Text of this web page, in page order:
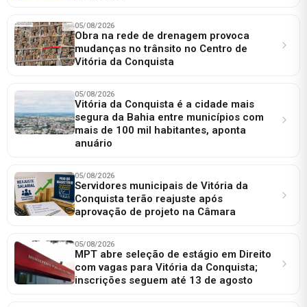
05/08/2026
Obra na rede de drenagem provoca
mudanças no trânsito no Centro de
Vitória da Conquista
05/08/2026
Vitória da Conquista é a cidade mais
segura da Bahia entre municípios com
mais de 100 mil habitantes, aponta
anuário
05/08/2026
Servidores municipais de Vitória da
Conquista terão reajuste após
aprovação de projeto na Câmara
05/08/2026
MPT abre seleção de estágio em Direito
com vagas para Vitória da Conquista;
inscrições seguem até 13 de agosto